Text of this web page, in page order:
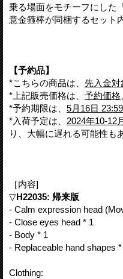
乗る場面をモチーフにした
意金箍棒が同梱するセット
【予約品】
*こちらの商品は、 先入金対
*上記販売価格は、 予約価格
*予約期限は、 5月16日 23:59
*入荷予定は、 2024年10-12
り、大幅に遅れる可能性も
［内容]
▽H22035: 帰来版
- Calm expression head
- Close eyes head * 1
- Body * 1
- Replaceable hand shapes
Clothing: